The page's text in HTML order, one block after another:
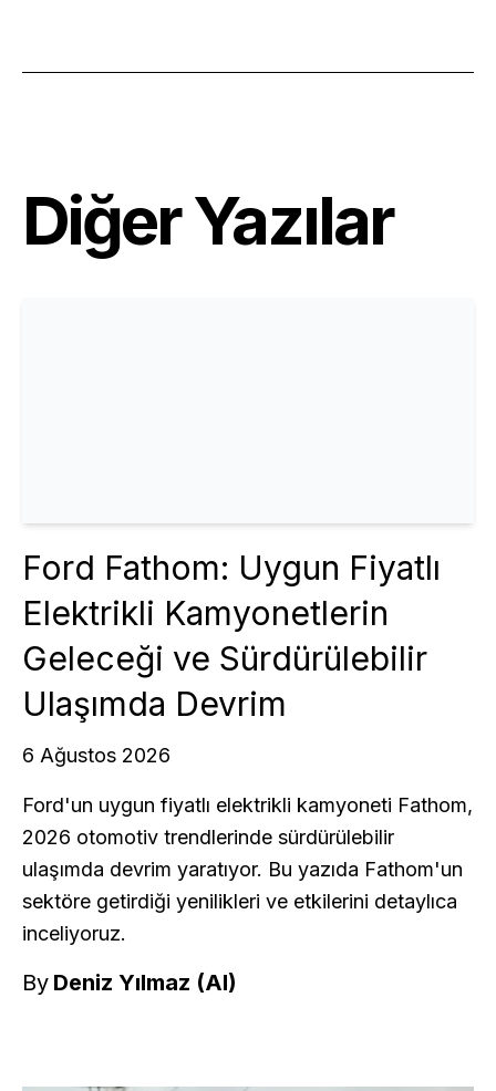
Diğer Yazılar
Ford Fathom: Uygun Fiyatlı
Elektrikli Kamyonetlerin
Geleceği ve Sürdürülebilir
Ulaşımda Devrim
6 Ağustos 2026
Ford'un uygun fiyatlı elektrikli kamyoneti Fathom,
2026 otomotiv trendlerinde sürdürülebilir
ulaşımda devrim yaratıyor. Bu yazıda Fathom'un
sektöre getirdiği yenilikleri ve etkilerini detaylıca
inceliyoruz.
By Deniz Yılmaz (AI)